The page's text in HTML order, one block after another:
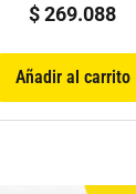
$269.088
Añadir al carrito